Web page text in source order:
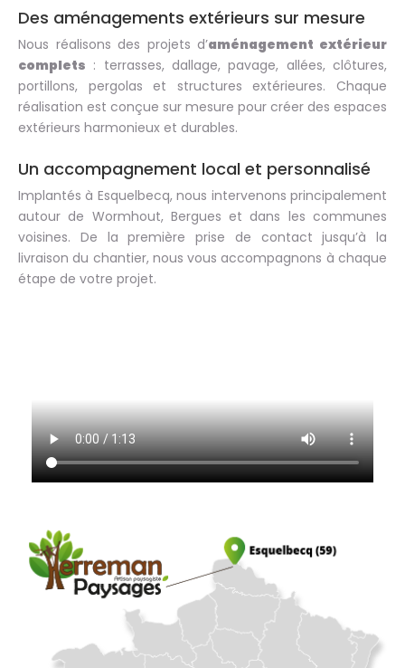
Des aménagements extérieurs sur mesure
Nous réalisons des projets d’aménagement extérieur
complets : terrasses, dallage, pavage, allées, clôtures,
portillons, pergolas et structures extérieures. Chaque
réalisation est conçue sur mesure pour créer des espaces
extérieurs harmonieux et durables.
Un accompagnement local et personnalisé
Implantés à Esquelbecq, nous intervenons principalement
autour de Wormhout, Bergues et dans les communes
voisines. De la première prise de contact jusqu’à la
livraison du chantier, nous vous accompagnons à chaque
étape de votre projet.